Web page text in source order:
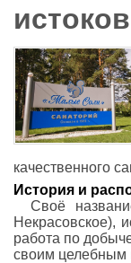
качественного
История и
Своё
Некрасовское),
работа по
своим целебным